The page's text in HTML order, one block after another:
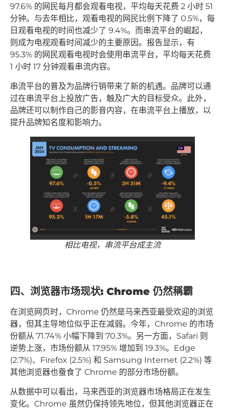
97.6% 的网民每月都会观看电视，平均每天花费 2 小时 51
分钟。与去年相比，观看电视的网民比例下降了 0.5%，每
日观看电视的时间也减少了 9.4%。而串流平台的崛起，
则成为电视观看时间减少的主要原因。报告显示，有
95.3% 的网民观看电视时会使用串流平台，平均每天花费
1 小时 17 分钟观看串流内容。
串流平台的普及为品牌行销带来了新的机遇。品牌可以通
过在串流平台上投放广告，触及广大的目标受众。此外，
品牌还可以制作自己的影音内容，在串流平台上播放，以
提升品牌知名度和影响力。
相比电视，串流平台成主流
四、浏览器市场现状: Chrome 仍然稱霸
在浏览网页时，Chrome 仍然是马来西亚最受欢迎的浏览
器，但其主导地位似乎正在减弱。今年，Chrome 的市场
份额从 71.74% 小幅下降到 70.3%。另一方面，Safari 则
逆势上涨，市场份额从 17.95% 增加到 19.3%。Edge
(2.7%)、Firefox (2.5%) 和 Samsung Internet (2.2%) 等
其他浏览器也蚕食了 Chrome 的部分市场份额。
从数据中可以看出，马来西亚的浏览器市场格局正在发生
变化。Chrome 虽然仍保持领先地位，但其他浏览器正在